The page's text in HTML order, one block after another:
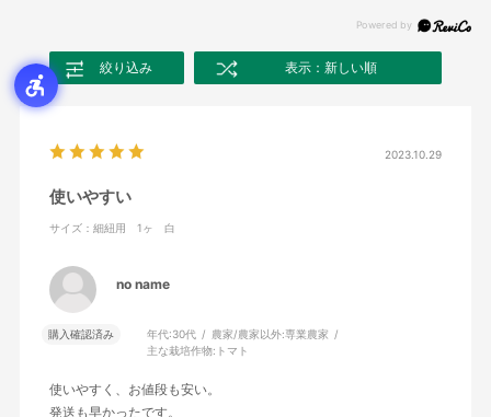
絞り込み 表示：新しい順
2023.10.29
使いやすい
サイズ：細紐用 1ヶ 白
no name
購入確認済み 年代:30代 農家/農家以外:専業農家
主な栽培作物: トマト
使いやすく、お値段も安い。
発送も早かったです。